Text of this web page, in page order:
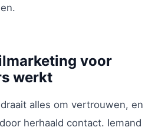
voor
werkt
alles om vertrouwen, en
herhaald contact. Iemand